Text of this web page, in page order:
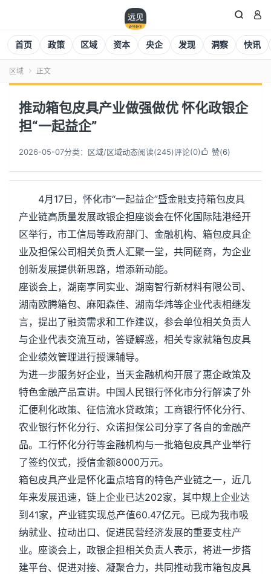
 
首页 政策 区域 资本 央企 发现 洞察 快讯
区域  正文
推动箱包皮具产业做强做优 怀化政银企
担“一起益企”
2026-05-07分类： 区域/区域动态阅读(245)评论(0) 赞(6)
4月17日，怀化市“一起益企”暨金融支持箱包皮具
产业链高质量发展政银企担座谈会在怀化国际陆港经开
区举行，市工信局等政府部门、金融机构、箱包皮具企
业及担保公司相关负责人汇聚一堂，共同磋商，为企业
创新发展提供新思路，增添新动能。
座谈会上，湖南享同实业、湖南智行新材料有限公司、
湖南欧腾箱包、麻阳森佳、湖南华炜等企业代表相继发
言，提出了融资需求和工作建议，参会单位相关负责人
与企业代表交流互动，答疑解惑，相关专家就箱包皮具
企业绩效管理进行授课辅导。
为进一步服务好企业，当天金融机构开展了惠企政策及
特色金融产品宣讲。中国人民银行怀化市分行解读了外
汇便利化政策、征信流水贷政策；工商银行怀化分行、
农业银行怀化分行、众诺担保公司分享了各自的金融产
品。工行怀化分行等金融机构与一批箱包皮具产业举行
了签约仪式，授信金额8000万元。
箱包皮具产业是怀化重点培育的特色产业链之一，近几
年来发展迅速，链上企业已达202家，其中规上企业达
到41家，产业链实现总产值60.47亿元。已成为我市吸
纳就业、拉动出口、促进民营经济发展的重要支柱产
业。座谈会上，政银企担相关负责人表示，将进一步搭
建平台、促进对接、凝聚合力，共同推动我市箱包皮具